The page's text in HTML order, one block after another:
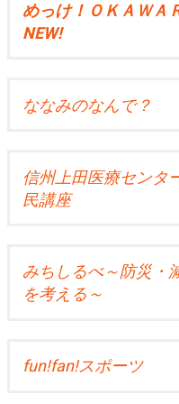
めっけ！ＯＫＡＷＡ
NEW!
ななみのなんで？
信州上田医療センタ
民講座
みちしるべ～防災・
を考える～
fun!fan!スポーツ